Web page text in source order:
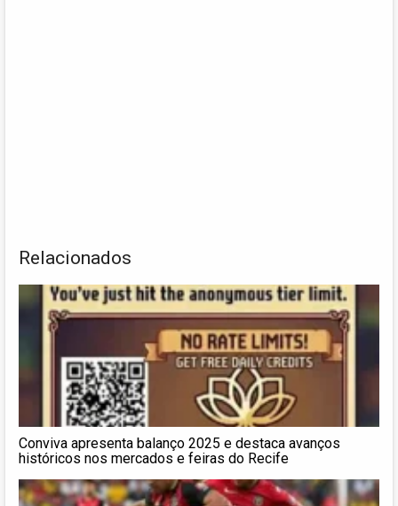
Relacionados
Conviva apresenta balanço 2025 e destaca avanços
históricos nos mercados e feiras do Recife